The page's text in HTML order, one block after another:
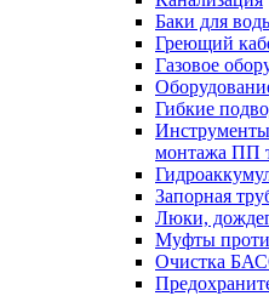
Баки для
Греющий
Газовое
Гибкие
монтажа ПП
Запорная
Люки,
Муфты
Очистка